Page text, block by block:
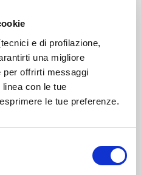
e di profilazione,
una migliore
per offrirti messaggi
con le tue
le tue preferenze.